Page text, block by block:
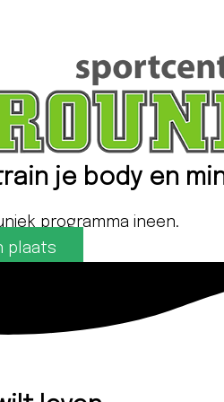
je body en
programma ineen.
plaats